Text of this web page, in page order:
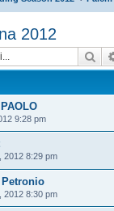
2012
9:28 pm
2012 8:29 pm
Petronio
2012 8:30 pm